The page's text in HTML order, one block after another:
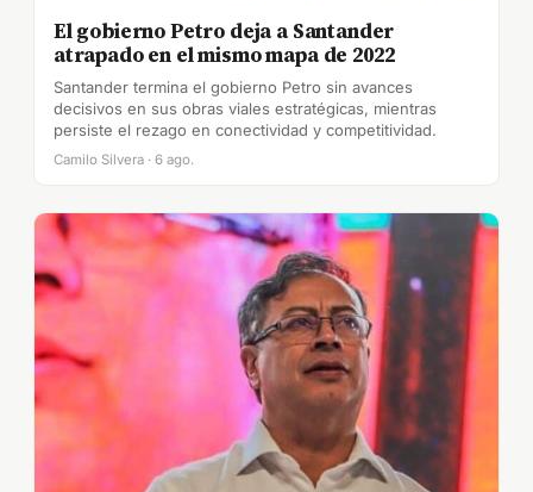
El gobierno Petro deja a Santander
atrapado en el mismo mapa de 2022
Santander termina el gobierno Petro sin avances
decisivos en sus obras viales estratégicas, mientras
persiste el rezago en conectividad y competitividad.
Camilo Silvera · 6 ago.